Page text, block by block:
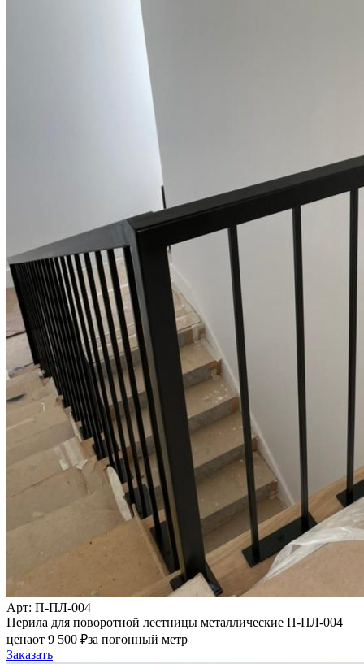
Арт: П-ПЛ-004
Перила для поворотной лестницы металлические П-ПЛ-004
ценаот 9 500 ₽за погонный метр
Заказать